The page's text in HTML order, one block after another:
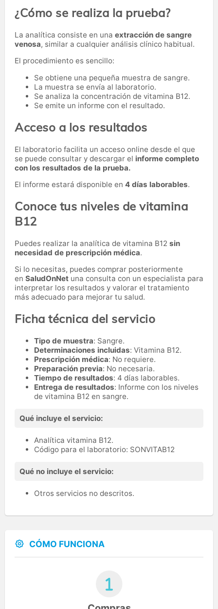
¿Cómo se realiza la prueba?
La analítica consiste en una extracción de sangre
venosa, similar a cualquier análisis clínico habitual.
El procedimiento es sencillo:
Se obtiene una pequeña muestra de sangre.
La muestra se envía al laboratorio.
Se analiza la concentración de vitamina B12.
Se emite un informe con el resultado.
Acceso a los resultados
El laboratorio facilita un acceso online desde el que
se puede consultar y descargar el informe completo
con los resultados de la prueba.
El informe estará disponible en 4 días laborables.
Conoce tus niveles de vitamina
B12
Puedes realizar la analítica de vitamina B12 sin
necesidad de prescripción médica.
Si lo necesitas, puedes comprar posteriormente
en SaludOnNet una consulta con un especialista para
interpretar los resultados y valorar el tratamiento
más adecuado para mejorar tu salud.
Ficha técnica del servicio
Tipo de muestra: Sangre.
Determinaciones incluidas: Vitamina B12.
Prescripción médica: No requiere.
Preparación previa: No necesaria.
Tiempo de resultados: 4 días laborables.
Entrega de resultados: Informe con los niveles
de vitamina B12 en sangre.
Qué incluye el servicio:
Analítica vitamina B12.
Código para el laboratorio: SONVITAB12
Qué no incluye el servicio:
Otros servicios no descritos.
CÓMO FUNCIONA